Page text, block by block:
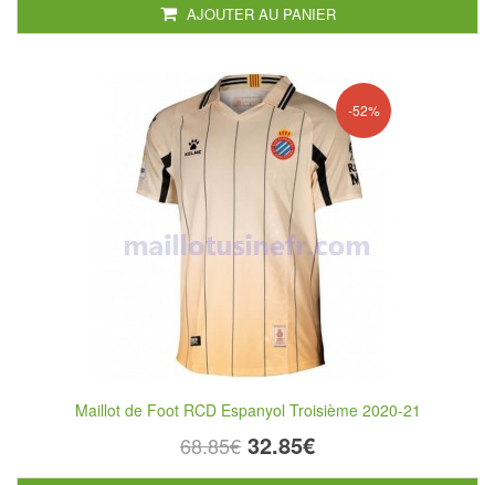
AJOUTER AU PANIER
-52%
Maillot de Foot RCD Espanyol Troisième 2020-21
68.85€ 32.85€